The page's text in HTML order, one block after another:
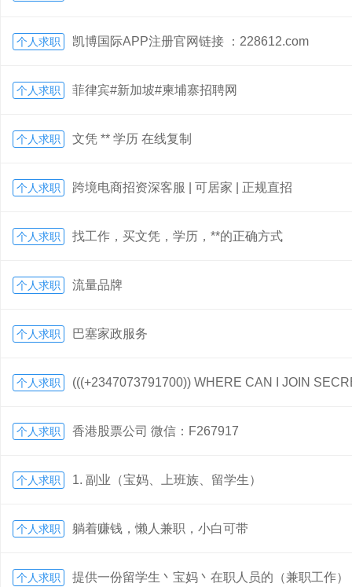
个人求职 凯博国际APP注册官网链接 ：228612.com
个人求职 菲律宾#新加坡#柬埔寨招聘网
个人求职 文凭 ** 学历 在线复制
个人求职 跨境电商招资深客服 | 可居家 | 正规直招
个人求职 找工作，买文凭，学历，**的正确方式
个人求职 流量品牌
个人求职 巴塞家政服务
个人求职 (((+2347073791700)) WHERE CAN I JOIN
个人求职 香港股票公司 微信：F267917
个人求职 1. 副业（宝妈、上班族、留学生）
个人求职 躺着赚钱，懒人兼职，小白可带
个人求职 提供一份留学生丶宝妈丶在职人员的（兼职工作）